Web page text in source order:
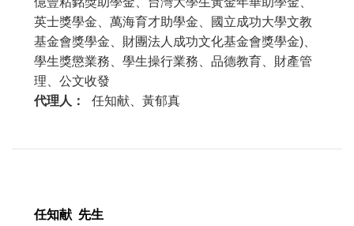
英士獎學金、萬海育才助學金、國立成功大學文教
基金會獎學金、財團法人成功文化基金會獎學金)、
學生獎懲業務、學生操行業務、品德教育、財產管
理、公文收發
代理人：
任知献、 黃郁真
任知献 先生